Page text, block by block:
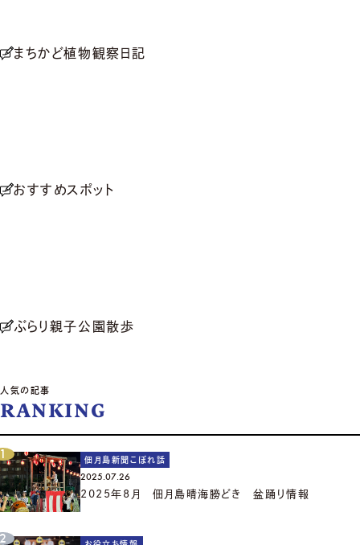
まちかど植物観察日記
おすすめスポット
ぶらり親子公園散歩
人気の記事
RANKING
佃月島新聞こぼれ話
2025.07.26
2025年8月 佃月島晴海勝どき 盆踊り情報